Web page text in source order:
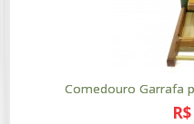
Comedouro Garrafa